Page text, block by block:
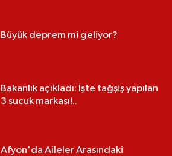
Büyük deprem mi geliyor?
Bakanlık açıkladı: İşte tağşiş yapılan
3 sucuk markası!..
Afyon'da Aileler Arasındaki